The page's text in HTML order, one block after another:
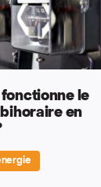
le
en